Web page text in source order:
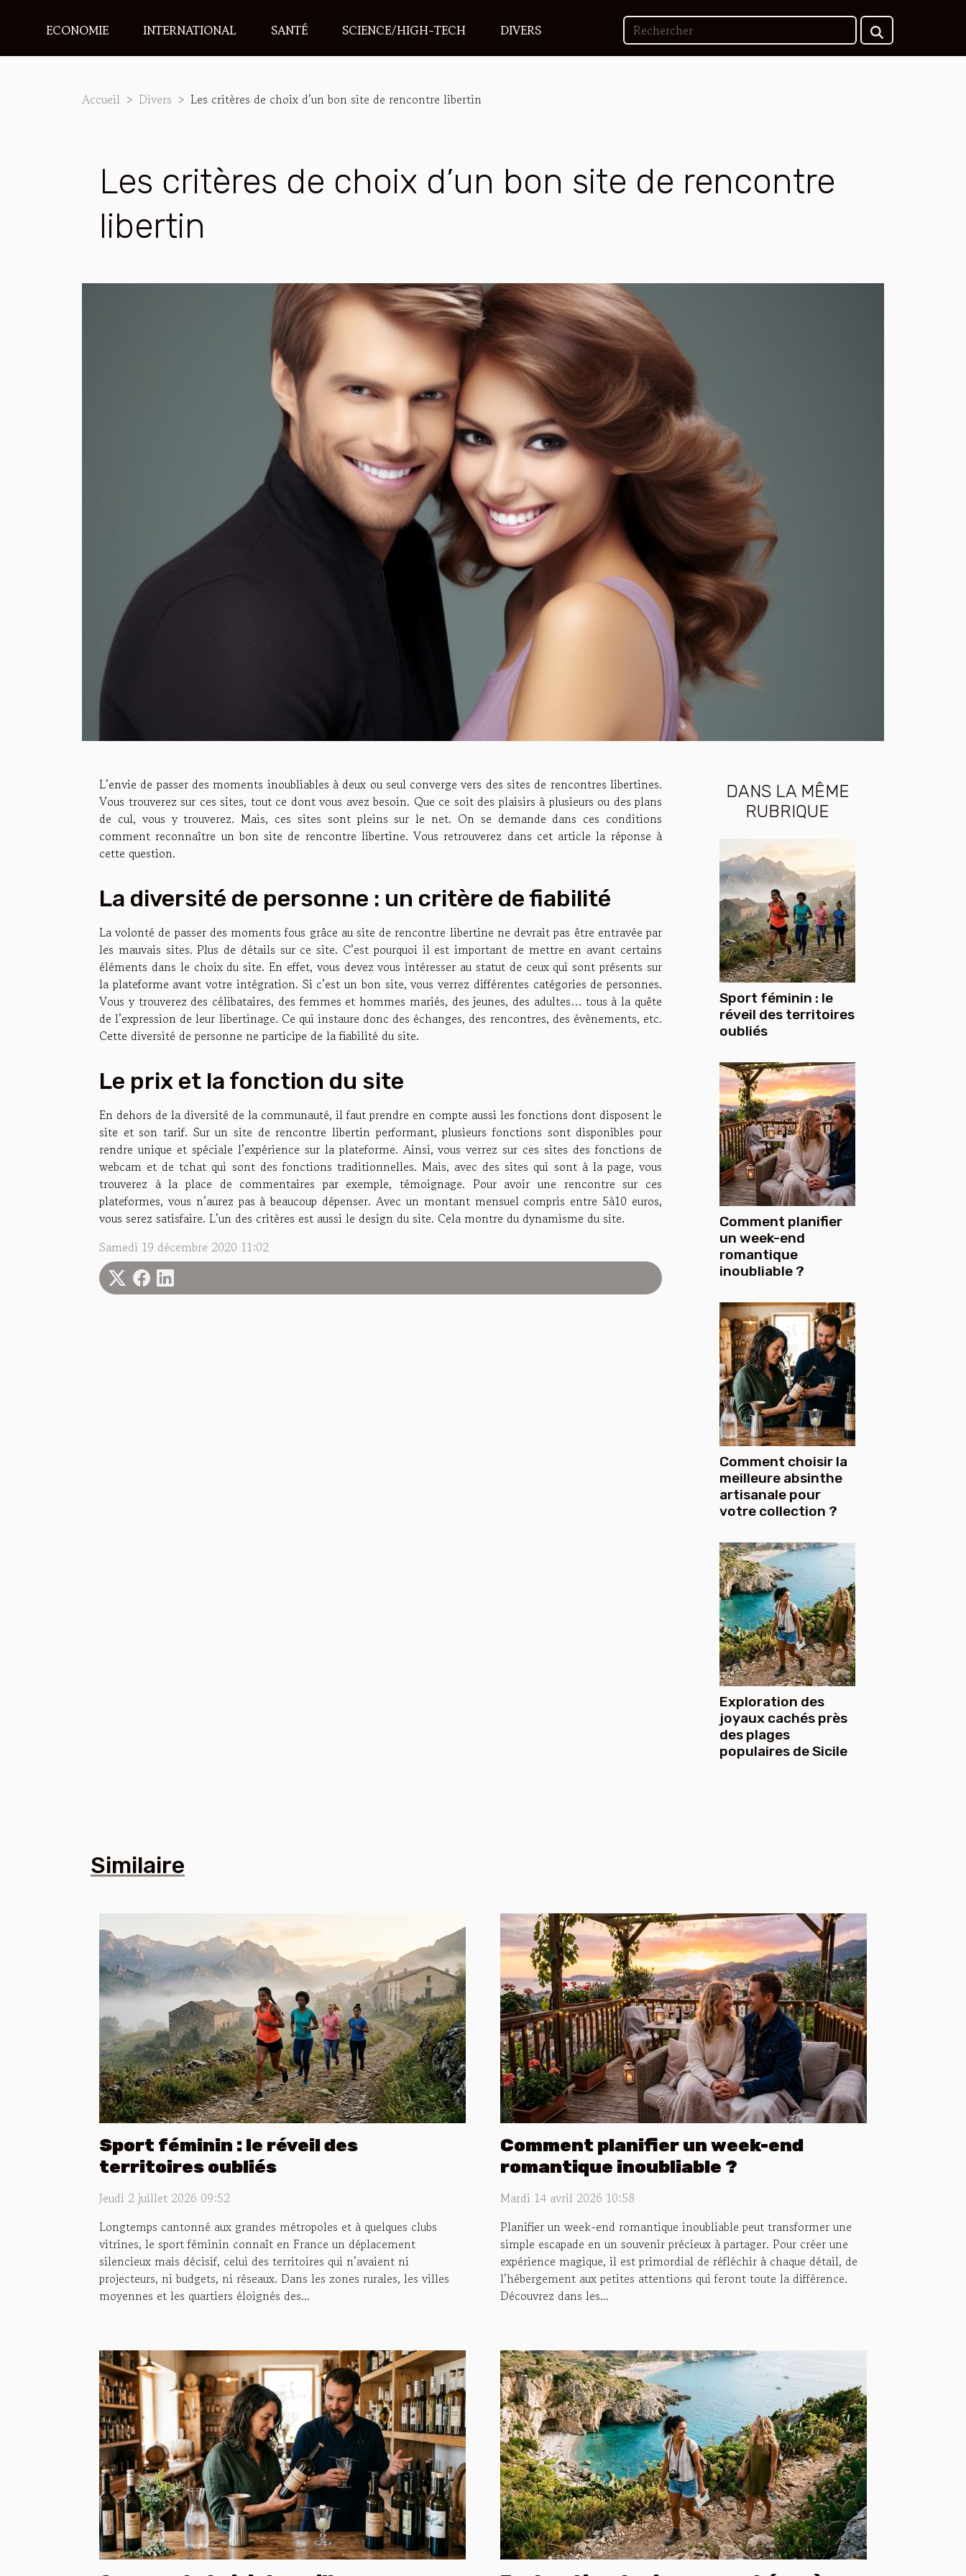
ECONOMIE INTERNATIONAL SANTÉ SCIENCE/HIGH-TECH DIVERS
Accueil Divers Les critères de choix d’un bon site de rencontre libertin
Les critères de choix d’un bon site de rencontre
libertin
L’envie de passer des moments inoubliables à deux ou seul converge vers des sites de rencontres libertines.
Vous trouverez sur ces sites, tout ce dont vous avez besoin. Que ce soit des plaisirs à plusieurs ou des plans
de cul, vous y trouverez. Mais, ces sites sont pleins sur le net. On se demande dans ces conditions
comment reconnaître un bon site de rencontre libertine. Vous retrouverez dans cet article la réponse à
cette question.
La diversité de personne : un critère de fiabilité
La volonté de passer des moments fous grâce au site de rencontre libertine ne devrait pas être entravée par
les mauvais sites. Plus de détails sur ce site. C’est pourquoi il est important de mettre en avant certains
éléments dans le choix du site. En effet, vous devez vous intéresser au statut de ceux qui sont présents sur
la plateforme avant votre intégration. Si c’est un bon site, vous verrez différentes catégories de personnes.
Vous y trouverez des célibataires, des femmes et hommes mariés, des jeunes, des adultes… tous à la quête
de l’expression de leur libertinage. Ce qui instaure donc des échanges, des rencontres, des évènements, etc.
Cette diversité de personne ne participe de la fiabilité du site.
Le prix et la fonction du site
En dehors de la diversité de la communauté, il faut prendre en compte aussi les fonctions dont disposent le
site et son tarif. Sur un site de rencontre libertin performant, plusieurs fonctions sont disponibles pour
rendre unique et spéciale l’expérience sur la plateforme. Ainsi, vous verrez sur ces sites des fonctions de
webcam et de tchat qui sont des fonctions traditionnelles. Mais, avec des sites qui sont à la page, vous
trouverez à la place de commentaires par exemple, témoignage. Pour avoir une rencontre sur ces
plateformes, vous n’aurez pas à beaucoup dépenser. Avec un montant mensuel compris entre 5à10 euros,
vous serez satisfaire. L’un des critères est aussi le design du site. Cela montre du dynamisme du site.
Samedi 19 décembre 2020 11:02
DANS LA MÊME
RUBRIQUE
Sport féminin : le
réveil des territoires
oubliés
Comment planifier
un week-end
romantique
inoubliable ?
Comment choisir la
meilleure absinthe
artisanale pour
votre collection ?
Exploration des
joyaux cachés près
des plages
populaires de Sicile
Similaire
Sport féminin : le réveil des
territoires oubliés
Jeudi 2 juillet 2026 09:52
Longtemps cantonné aux grandes métropoles et à quelques clubs
vitrines, le sport féminin connaît en France un déplacement
silencieux mais décisif, celui des territoires qui n’avaient ni
projecteurs, ni budgets, ni réseaux. Dans les zones rurales, les villes
moyennes et les quartiers éloignés des...
Comment planifier un week-end
romantique inoubliable ?
Mardi 14 avril 2026 10:58
Planifier un week-end romantique inoubliable peut transformer une
simple escapade en un souvenir précieux à partager. Pour créer une
expérience magique, il est primordial de réfléchir à chaque détail, de
l’hébergement aux petites attentions qui feront toute la différence.
Découvrez dans les...